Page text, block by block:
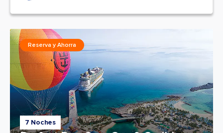
7 Noches
Reserva y Ahorra